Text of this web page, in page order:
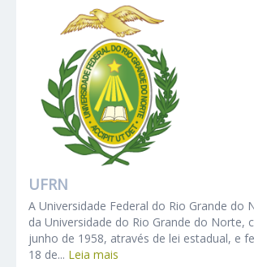
UFRN
A Universidade Federal do Rio Grande do
da Universidade do Rio Grande do Norte,
junho de 1958, através de lei estadual, e
18 de... Leia mais